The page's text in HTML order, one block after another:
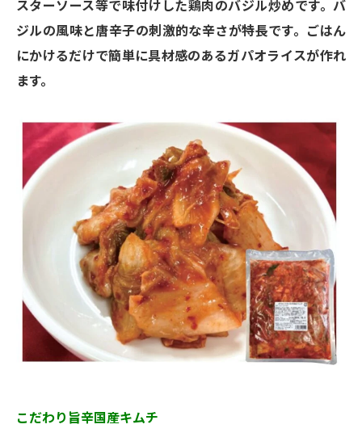
スターソース等で味付けした鶏肉のバジル炒めです。バ
ジルの風味と唐辛子の刺激的な辛さが特長です。ごはん
にかけるだけで簡単に具材感のあるガパオライスが作れ
ます。
こだわり旨辛国産キムチ